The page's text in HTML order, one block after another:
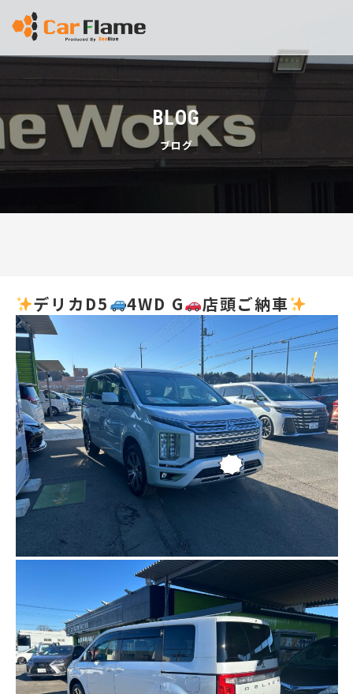
BLOG
ブログ
デリカD5 4WD G 店頭ご納車